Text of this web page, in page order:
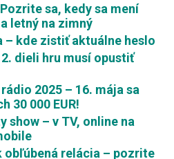
sa, kedy sa mení
letný na zimný
– kde zistiť aktuálne heslo
dieli hru musí opustiť
2025 – 16. mája sa
30 000 EUR!
show – v TV, online na
obľúbená relácia – pozrite